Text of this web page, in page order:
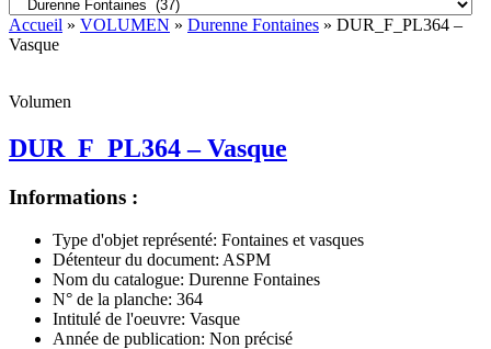
Accueil » VOLUMEN » Durenne Fontaines » DUR_F_PL364 –
Vasque
Volumen
DUR_F_PL364 – Vasque
Informations :
Type d'objet représenté: Fontaines et vasques
Détenteur du document: ASPM
Nom du catalogue: Durenne Fontaines
N° de la planche: 364
Intitulé de l'oeuvre: Vasque
Année de publication: Non précisé